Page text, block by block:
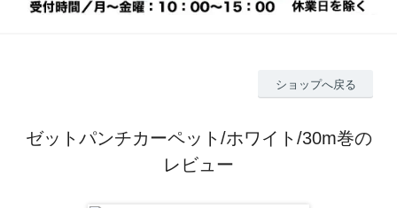
ショップへ戻る
ゼットパンチカーペット/ホワイト/30m巻の
レビュー